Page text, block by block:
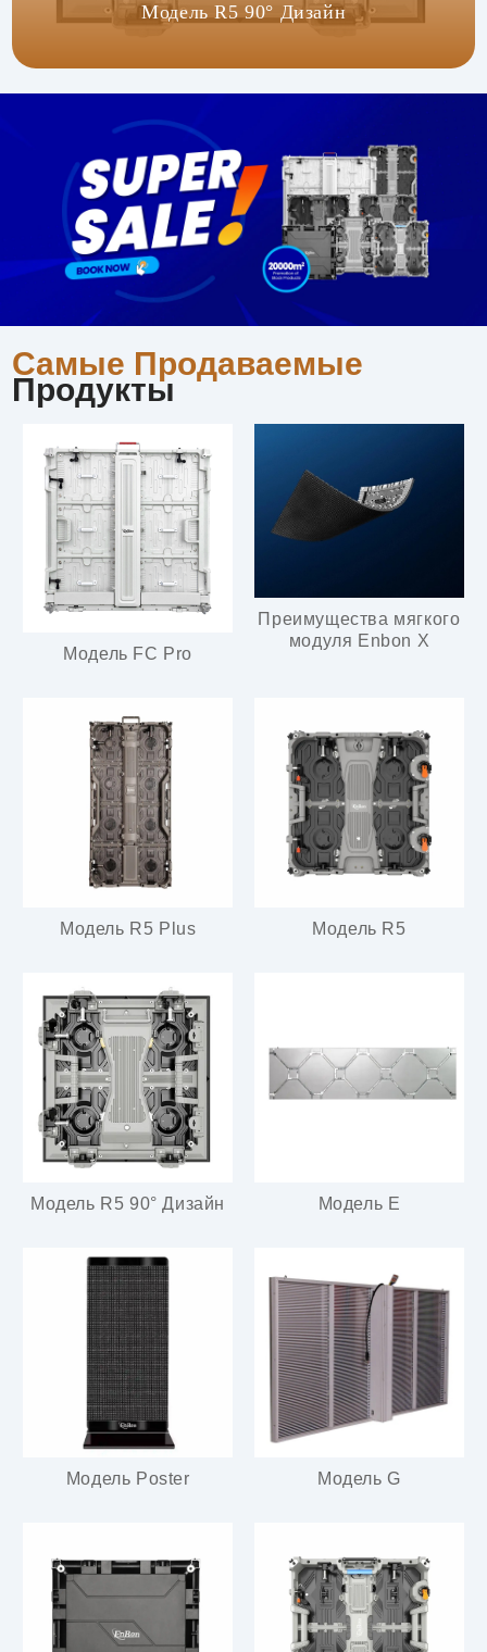
Модель R5 90° Дизайн
Самые Продаваемые
Продукты
Модель FC Pro
Преимущества мягкого
модуля Enbon X
Модель R5 Plus Модель R5
Модель R5 90° Дизайн Модель E
Модель Poster Модель G